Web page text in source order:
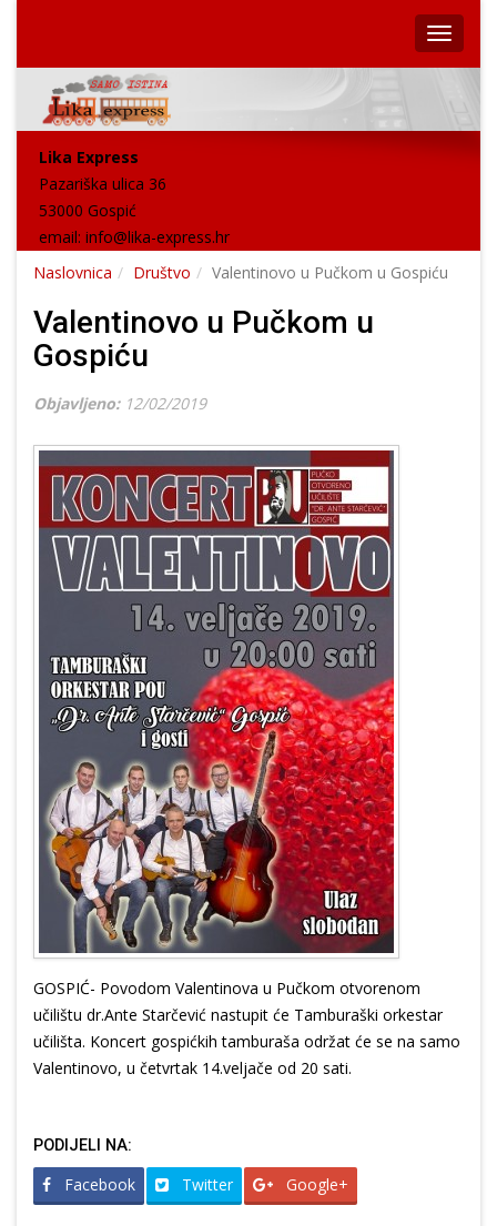
Lika Express
Pazariška ulica 36
53000 Gospić
email: info@lika-express.hr
Naslovnica
Društvo Valentinovo u Pučkom u Gospiću
Valentinovo u Pučkom u
Gospiću
Objavljeno: 12/02/2019
GOSPIĆ- Povodom Valentinova u Pučkom otvorenom
učilištu dr.Ante Starčević nastupit će Tamburaški orkestar
učilišta. Koncert gospićkih tamburaša održat će se na samo
Valentinovo, u četvrtak 14.veljače od 20 sati.
PODIJELI NA:
Facebook Twitter Google+